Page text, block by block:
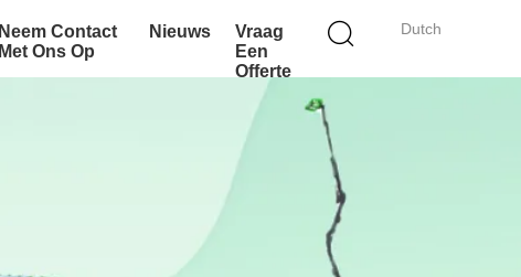
Dutch
Neem Contact
Met Ons Op
Nieuws
Vraag
Een
Offerte